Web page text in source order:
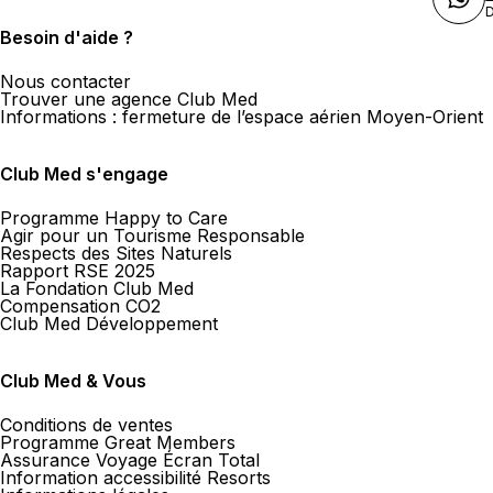
Besoin d'aide ?
Nous contacter
Trouver une agence Club Med
Informations : fermeture de l’espace aérien Moyen-Orient
Club Med s'engage
Programme Happy to Care
Agir pour un Tourisme Responsable
Respects des Sites Naturels
Rapport RSE 2025
La Fondation Club Med
Compensation CO2
Club Med Développement
Club Med & Vous
Conditions de ventes
Programme Great Members
Assurance Voyage Écran Total
Information accessibilité Resorts